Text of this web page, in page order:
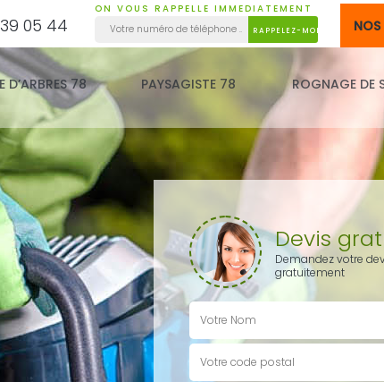
05 44
ON VOUS RAPPELLE IMMEDIATEMENT
NOS
D’ARBRES 78 PAYSAGISTE 78 ROGNAGE DE
Devis
Demandez votre
gratuitement